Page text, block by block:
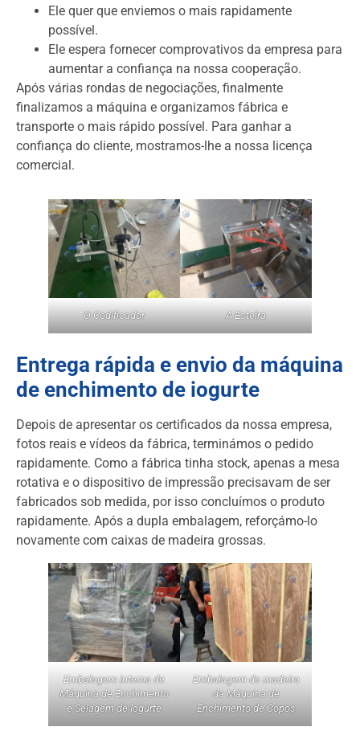
Ele quer que enviemos o mais rapidamente
possível.
Ele espera fornecer comprovativos da empresa para
aumentar a confiança na nossa cooperação.
Após várias rondas de negociações, finalmente
finalizamos a máquina e organizamos fábrica e
transporte o mais rápido possível. Para ganhar a
confiança do cliente, mostramos-lhe a nossa licença
comercial.
O Codificador A Esteira
Entrega rápida e envio da máquina
de enchimento de iogurte
Depois de apresentar os certificados da nossa empresa,
fotos reais e vídeos da fábrica, terminámos o pedido
rapidamente. Como a fábrica tinha stock, apenas a mesa
rotativa e o dispositivo de impressão precisavam de ser
fabricados sob medida, por isso concluímos o produto
rapidamente. Após a dupla embalagem, reforçámo-lo
novamente com caixas de madeira grossas.
Embalagem interna de
Máquina de Enchimento
e Selagem de Iogurte
Embalagem de madeira
da Máquina de
Enchimento de Copos